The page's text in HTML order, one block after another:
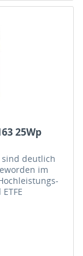
25Wp
sind deutlich
im